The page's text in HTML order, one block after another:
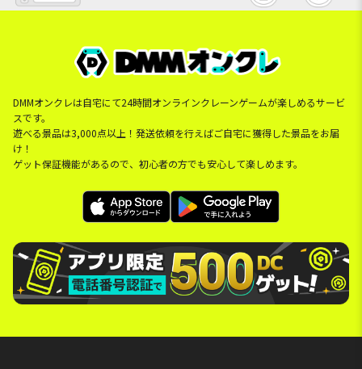
DMMオンクレは自宅にて24時間オンラインクレーンゲームが楽しめるサービ
スです。
遊べる景品は3,000点以上！発送依頼を行えばご自宅に獲得した景品をお届
け！
ゲット保証機能があるので、初心者の方でも安心して楽しめます。